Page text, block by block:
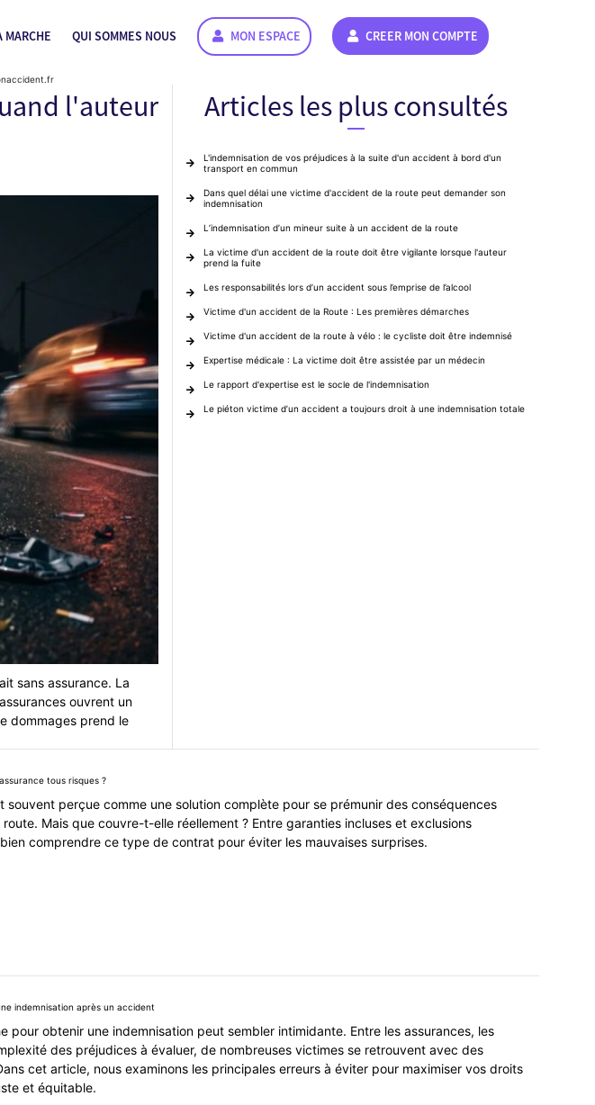
MARCHE QUI SOMMES NOUS MON ESPACE CREER MON COMPTE
l'auteur
sans assurance. La
ouvrent un
dommages prend le
Articles les plus consultés
L'indemnisation de vos préjudices à la suite d'un accident à bord d'un
transport en commun
Dans quel délai une victime d'accident de la route peut demander son
indemnisation
L’indemnisation d’un mineur suite à un accident de la route
La victime d'un accident de la route doit être vigilante lorsque l'auteur
prend la fuite
Les responsabilités lors d’un accident sous l’emprise de l’alcool
Victime d'un accident de la Route : Les premières démarches
Victime d'un accident de la route à vélo : le cycliste doit être indemnisé
Expertise médicale : La victime doit être assistée par un médecin
Le rapport d'expertise est le socle de l'indemnisation
Le piéton victime d’un accident a toujours droit à une indemnisation totale
tous risques ?
souvent perçue comme une solution complète pour se prémunir des conséquences
Mais que couvre-t-elle réellement ? Entre garanties incluses et exclusions
comprendre ce type de contrat pour éviter les mauvaises surprises.
indemnisation après un accident
pour obtenir une indemnisation peut sembler intimidante. Entre les assurances, les
des préjudices à évaluer, de nombreuses victimes se retrouvent avec des
cet article, nous examinons les principales erreurs à éviter pour maximiser vos droits
et équitable.